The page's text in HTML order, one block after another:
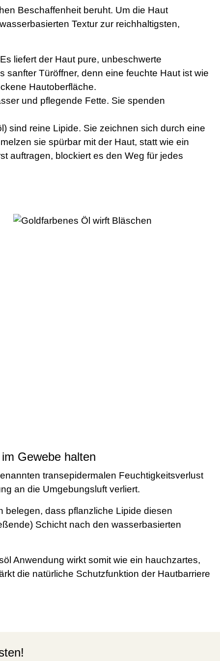
Beschaffenheit beruht. Um die Haut
Textur zur reichhaltigsten,
liefert der Haut pure, unbeschwerte
Türöffner, denn eine feuchte Haut ist wie
Hautoberfläche.
und pflegende Fette. Sie spenden
sind reine Lipide. Sie zeichnen sich durch eine
sie spürbar mit der Haut, statt wie ein
auftragen, blockiert es den Weg für jedes
Gewebe halten
transepidermalen Feuchtigkeitsverlust
an die Umgebungsluft verliert.
belegen, dass pflanzliche Lipide diesen
Schicht nach den wasserbasierten
Anwendung wirkt somit wie ein hauchzartes,
die natürliche Schutzfunktion der Hautbarriere